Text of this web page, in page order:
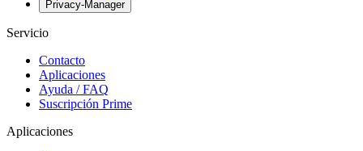
Privacy-Manager
Servicio
Contacto
Aplicaciones
Ayuda / FAQ
Suscripción Prime
Aplicaciones